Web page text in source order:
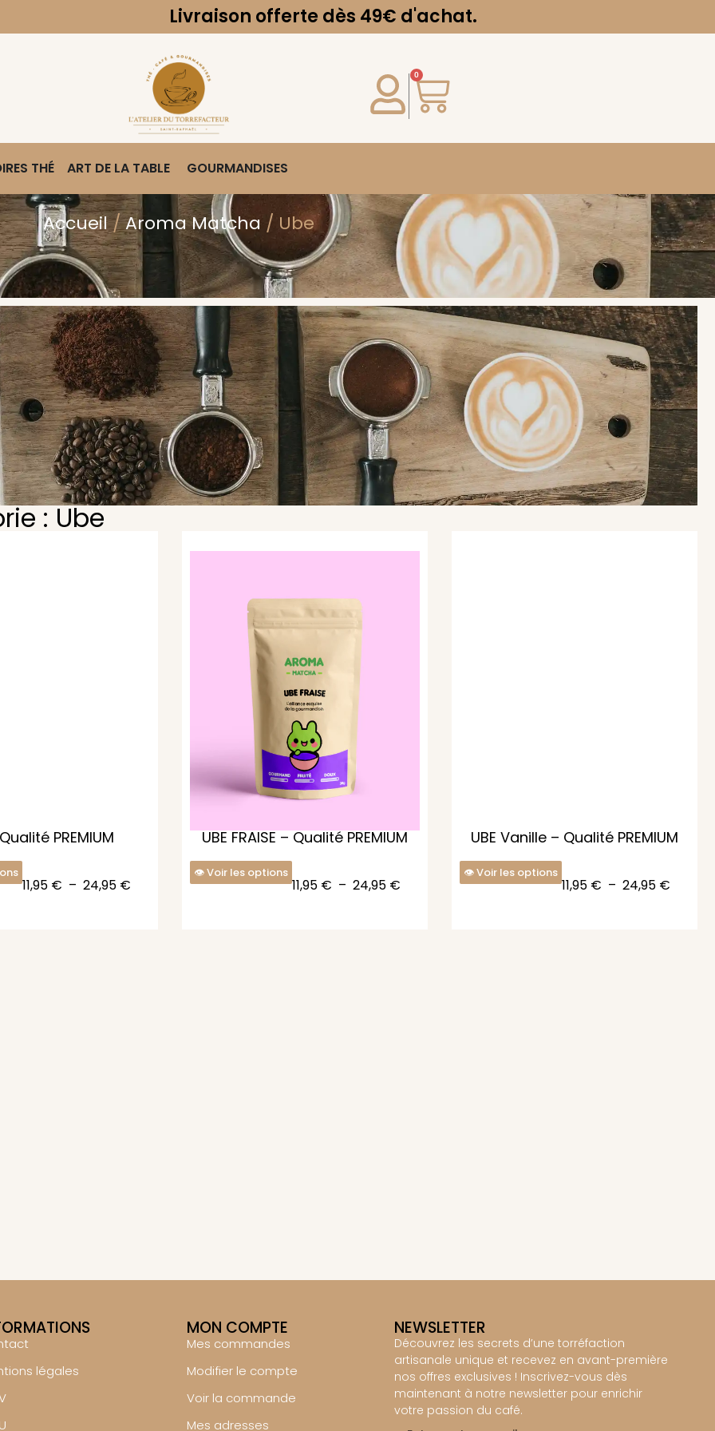
Livraison offerte dès 49€ d'achat.
0
THÉ ART DE LA TABLE GOURMANDISES
Accueil/Aroma Matcha / Ube
: Ube
PREMIUM
11,95 € – 24,95 €
UBE FRAISE – Qualité PREMIUM
Voir les options
11,95 € – 24,95 €
UBE Vanille – Qualité PREMIUM
Voir les options
11,95 € – 24,95 €
légales
MON COMPTE
Mes commandes
Modifier le compte
Voir la commande
Mes adresses
NEWSLETTER
Découvrez les secrets d’une torréfaction
artisanale unique et recevez en avant-première
nos offres exclusives ! Inscrivez-vous dès
maintenant à notre newsletter pour enrichir
votre passion du café.